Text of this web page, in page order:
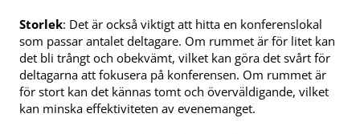
Storlek: Det är också viktigt att hitta en konferenslokal
som passar antalet deltagare. Om rummet är för litet kan
det bli trångt och obekvämt, vilket kan göra det svårt för
deltagarna att fokusera på konferensen. Om rummet är
för stort kan det kännas tomt och överväldigande, vilket
kan minska effektiviteten av evenemanget.